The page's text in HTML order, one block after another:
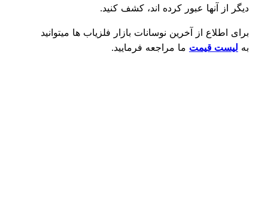
دیگر از آنها عبور کرده اند، کشف کنید.
برای اطلاع از آخرین نوسانات بازار فلزیاب ها میتوانید
بهلیست قیمتما مراجعه فرمایید.